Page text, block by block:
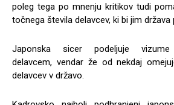
poleg tega po mnenju kritikov tudi
točnega števila delavcev, ki bi jim država
Japonska sicer podeljuje vizume
delavcem, vendar že od nekdaj
delavcev v državo.